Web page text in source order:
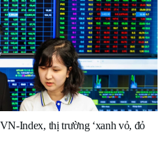
Index, thị trường ‘xanh vỏ, đỏ